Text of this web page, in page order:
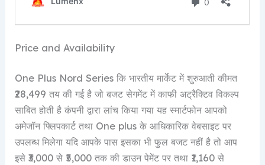
Price and Availability
One Plus Nord Series कि भारतीय मार्केट में शुरुआती कीमत
₹28,499 तय की गई है जो बजट सेगमेंट में काफी अट्रैक्टिव विकल्प
साबित होती है कंपनी द्वारा लांच किया गया यह स्मार्टफोन आपको
अमेजॉन फ्लिपकार्ट तथा One plus के आधिकारिक वेबसाइट पर
उपलब्ध मिलेगा यदि आपके पास इसका भी फुल बजट नहीं है तो आप
इसे ₹3,000 से ₹5,000 तक की डाउन पेमेंट पर तथा ₹1,160 से